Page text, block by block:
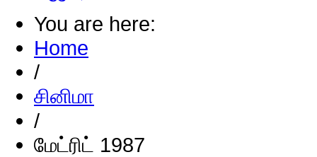
You are here:
Home
/
சினிமா
/
மேட்ரிட் 1987